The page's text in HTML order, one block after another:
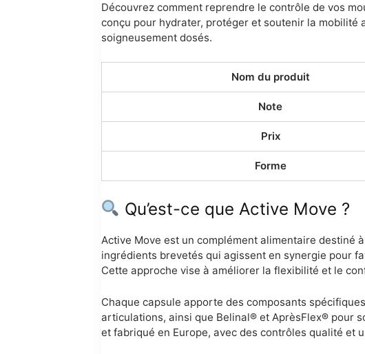
Découvrez comment reprendre le contrôle de vos
conçu pour hydrater, protéger et soutenir la mobilité
soigneusement dosés.
Nom du produit
Note
Prix
Forme
Qu’est-ce que Active Move ?
Active Move est un complément alimentaire destiné
ingrédients brevetés qui agissent en synergie pour
Cette approche vise à améliorer la flexibilité et le
Chaque capsule apporte des composants
articulations, ainsi que Belinal® et AprèsFlex® pour
et fabriqué en Europe, avec des contrôles qualité et